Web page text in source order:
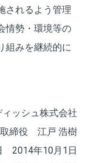
されるよう管理
情勢・環境等の
組みを継続的に
ィッシュ株式会社
締役 江戸 浩樹
2014年10月1日